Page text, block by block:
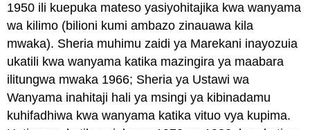
1950 ili kuepuka mateso yasiyohitajika kwa wanyama
wa kilimo (bilioni kumi ambazo zinauawa kila
mwaka). Sheria muhimu zaidi ya Marekani inayozuia
ukatili kwa wanyama katika mazingira ya maabara
ilitungwa mwaka 1966; Sheria ya Ustawi wa
Wanyama inahitaji hali ya msingi ya kibinadamu
kuhifadhiwa kwa wanyama katika vituo vya kupima.